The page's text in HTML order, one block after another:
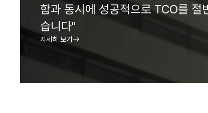
함과 동시에 성공적으로 TCO를 절
습니다"
자세히 보기